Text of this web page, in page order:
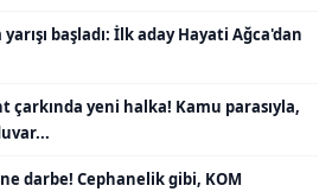
başladı: İlk aday Hayati Ağca'dan
çarkında yeni halka! Kamu parasıyla,
darbe! Cephanelik gibi, KOM